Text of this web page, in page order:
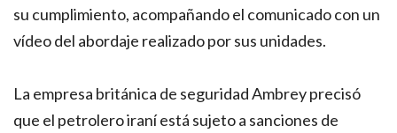
su cumplimiento, acompañando el comunicado con un
vídeo del abordaje realizado por sus unidades.
La empresa británica de seguridad Ambrey precisó
que el petrolero iraní está sujeto a sanciones de